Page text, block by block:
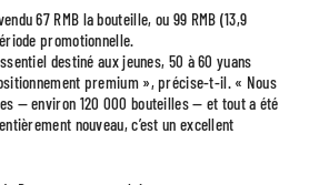
67 RMB la bouteille, ou 99 RMB (13,9
promotionnelle.
destiné aux jeunes, 50 à 60 yuans
premium », précise-t-il. « Nous
— environ 120 000 bouteilles — et tout a été
nouveau, c’est un excellent